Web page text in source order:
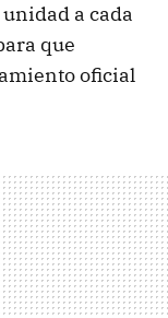
a cada
que
oficial